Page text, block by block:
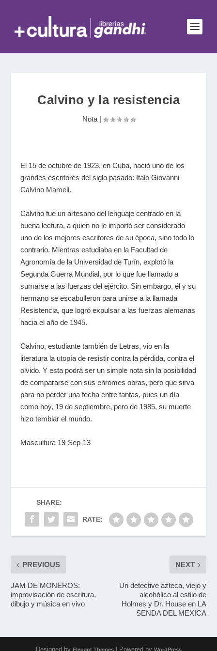
Calvino y la resistencia
Nota|
El 15 de octubre de 1923, en Cuba, nació uno de los
grandes escritores del siglo pasado: Italo Giovanni
Calvino Mameli.
Calvino fue un artesano del lenguaje centrado en la
buena lectura, a quien no le importó ser considerado
uno de los mejores escritores de su época, sino todo lo
contrario. Mientras estudiaba en la Facultad de
Agronomía de la Universidad de Turín, explotó la
Segunda Guerra Mundial, por lo que fue llamado a
sumarse a las fuerzas del ejército. Sin embargo, él y su
hermano se escabulleron para unirse a la llamada
Resistencia, que logró expulsar a las fuerzas alemanas
hacia el año de 1945.
Calvino, estudiante también de Letras, vio en la
literatura la utopía de resistir contra la pérdida, contra el
olvido. Y esta podrá ser un simple nota sin la posibilidad
de compararse con sus enromes obras, pero que sirva
para no perder una fecha entre tantas, pues un día
como hoy, 19 de septiembre, pero de 1985, su muerte
hizo temblar el mundo.
Mascultura 19-Sep-13
SHARE:
RATE:
PREVIOUS
JAM DE MONEROS:
improvisación de escritura,
dibujo y música en vivo
NEXT
Un detective azteca, viejo y
alcohólico al estilo de
Holmes y Dr. House en LA
SENDA DEL MEXICA
Designed by Elegant Themes| Powered by WordPress